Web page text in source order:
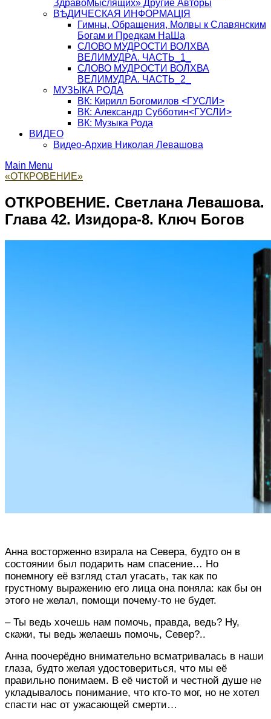
ЗдравоМыслящих» Другие Авторы
ВѢДИЧЕСКАЯ ИНФОРМАЦIЯ
Гимны, Обращения, Молвы к Славянским
Богам и Предкам НаШа
СЛОВО МУДРОСТИ ВОЛХВА
ВЕЛИМУДРА. ЧАСТЬ_1_
СЛОВО МУДРОСТИ ВОЛХВА
ВЕЛИМУДРА. ЧАСТЬ_2_
МУЗЫКА РОДА
ВК: Кирилл Богомилов <ГУСЛИ>
ВК: Александр Субботин<ГУСЛИ>
ВК: Музыка Рода
ВИДЕО
Видео-Архив Николая Левашова
Main Menu
«ОТКРОВЕНИЕ»
ОТКРОВЕНИЕ. Светлана Левашова.
Глава 42. Изидора-8. Ключ Богов
Анна восторженно взирала на Севера, будто он в
состоянии был подарить нам спасение… Но
понемногу её взгляд стал угасать, так как по
грустному выражению его лица она поняла: как бы он
этого не желал, помощи почему-то не будет.
– Ты ведь хочешь нам помочь, правда, ведь? Ну,
скажи, ты ведь желаешь помочь, Север?..
Анна поочерёдно внимательно всматривалась в наши
глаза, будто желая удостовериться, что мы её
правильно понимаем. В её чистой и честной душе не
укладывалось понимание, что кто-то мог, но не хотел
спасти нас от ужасающей смерти…